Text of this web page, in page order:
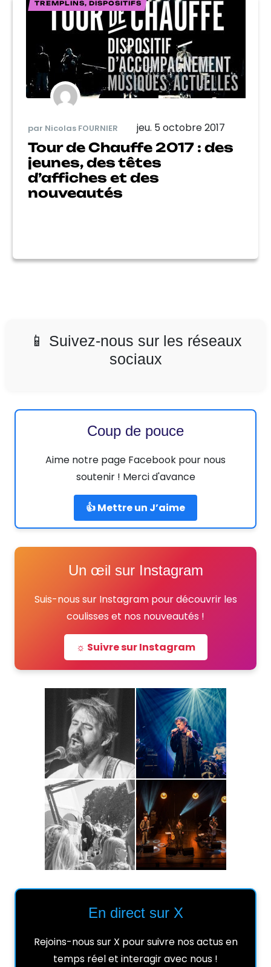
TREMPLINS, DISPOSITIFS
par Nicolas FOURNIER jeu. 5 octobre 2017
Tour de Chauffe 2017 : des
jeunes, des têtes
d’affiches et des
nouveautés
📱 Suivez-nous sur les réseaux
sociaux
Coup de pouce
Aime notre page Facebook pour nous
soutenir ! Merci d'avance
👍 Mettre un J’aime
Un œil sur Instagram
Suis-nous sur Instagram pour découvrir les
coulisses et nos nouveautés !
☼ Suivre sur Instagram
En direct sur X
Rejoins-nous sur X pour suivre nos actus en
temps réel et interagir avec nous !